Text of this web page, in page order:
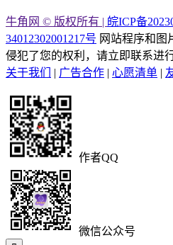
牛角网 © 版权所有 | 皖ICP备
34012302001217号 网站程序和图
侵犯了您的权利，请立即联系进
关于我们
| 广告合作 | 心愿清单 |
作者QQ
微信公众号